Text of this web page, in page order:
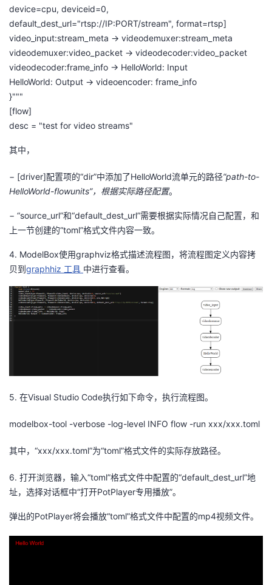
device=cpu, deviceid=0,
default_dest_url="rtsp://IP:PORT/stream", format=rtsp]
video_input:stream_meta -> videodemuxer:stream_meta
videodemuxer:video_packet -> videodecoder:video_packet
videodecoder:frame_info -> HelloWorld: Input
HelloWorld: Output -> videoencoder: frame_info
}"""
[flow]
desc = "test for video streams"
其中，
− [driver]配置项的“dir”中添加了HelloWorld流单元的路径“path-to-
HelloWorld-flowunits”，根据实际路径配置。
− “source_url”和“default_dest_url”需要根据实际情况自己配置，和
上一节创建的“toml”格式文件内容一致。
4. ModelBox使用graphviz格式描述流程图，将流程图定义内容拷
贝到graphhiz 工具 中进行查看。
5. 在Visual Studio Code执行如下命令，执行流程图。
modelbox-tool -verbose -log-level INFO flow -run xxx/xxx.toml
其中，“xxx/xxx.toml”为“toml”格式文件的实际存放路径。
6. 打开浏览器，输入“toml”格式文件中配置的“default_dest_url”地
址，选择对话框中“打开PotPlayer专用播放”。
弹出的PotPlayer将会播放“toml”格式文件中配置的mp4视频文件。